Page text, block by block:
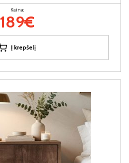
Kaina:
189€
Į krepšelį